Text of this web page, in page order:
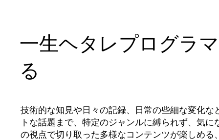
一生ヘタレプログラ
る
技術的な知見や日々の記録、日常の些細な変化
トな話題まで、特定のジャンルに縛られず、気
の視点で切り取った多様なコンテンツが楽しめ